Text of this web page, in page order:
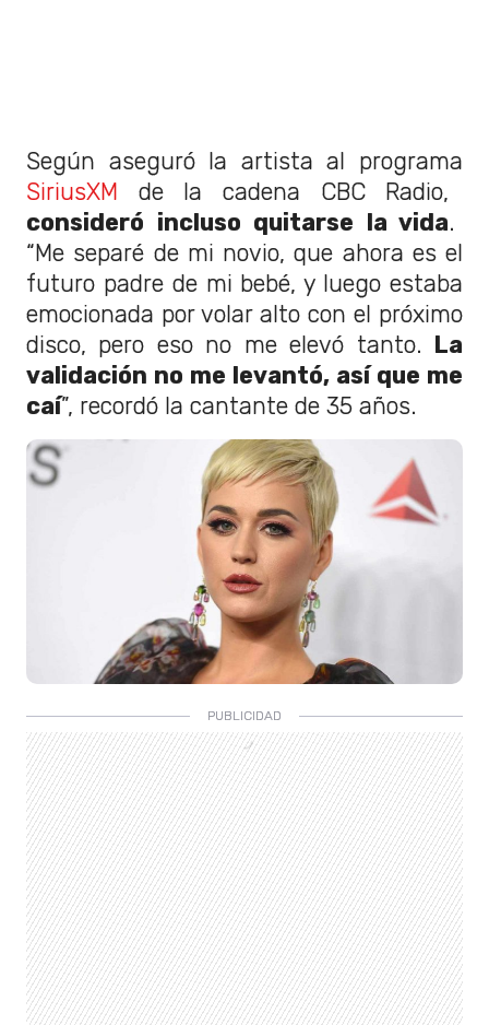
Según aseguró la artista al programa
SiriusXM de la cadena CBC Radio,
consideró incluso quitarse la vida.
“Me separé de mi novio, que ahora es el
futuro padre de mi bebé, y luego estaba
emocionada por volar alto con el próximo
disco, pero eso no me elevó tanto. La
validación no me levantó, así que me
caí”, recordó la cantante de 35 años.